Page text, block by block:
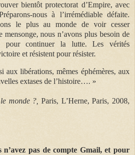
bientôt protectorat d’Empire, avec
nous à l’irrémédiable défaite.
le plus au monde de voir cesser
nous n’avons plus besoin de
pour continuer la lutte. Les vérités
et résistent pour résister.
aux libérations, mêmes éphémères, aux
extases de l’histoire…. »
monde ?, Paris, L’Herne, Paris, 2008,
n’avez pas de compte Gmail, et pour